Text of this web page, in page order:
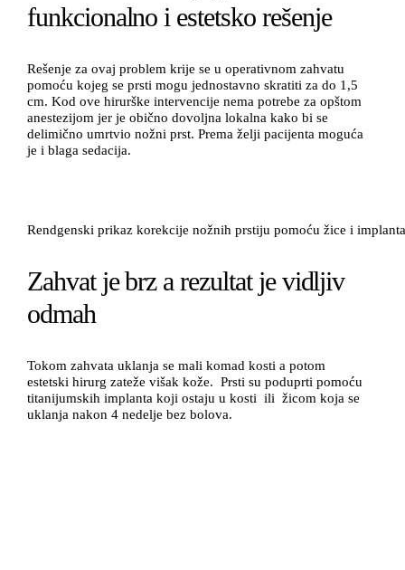
funkcionalno i estetsko rešenje
Rešenje za ovaj problem krije se u operativnom zahvatu
pomoću kojeg se prsti mogu jednostavno skratiti za do 1,5
cm. Kod ove hirurške intervencije nema potrebe za opštom
anestezijom jer je obično dovoljna lokalna kako bi se
delimično umrtvio nožni prst. Prema želji pacijenta moguća
je i blaga sedacija.
Rendgenski prikaz korekcije nožnih prstiju pomoću žice i implanta
Zahvat je brz a rezultat je vidljiv
odmah
Tokom zahvata uklanja se mali komad kosti a potom
estetski hirurg zateže višak kože. Prsti su poduprti pomoću
titanijumskih implanta koji ostaju u kosti ili žicom koja se
uklanja nakon 4 nedelje bez bolova.